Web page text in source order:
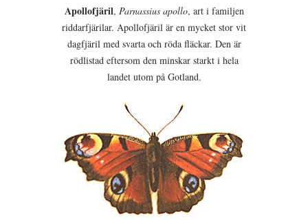
Apollofjäril, Parnassius apollo, art i familjen
riddarfjärilar. Apollofjäril är en mycket stor vit
dagfjäril med svarta och röda fläckar. Den är
rödlistad eftersom den minskar starkt i hela
landet utom på Gotland.